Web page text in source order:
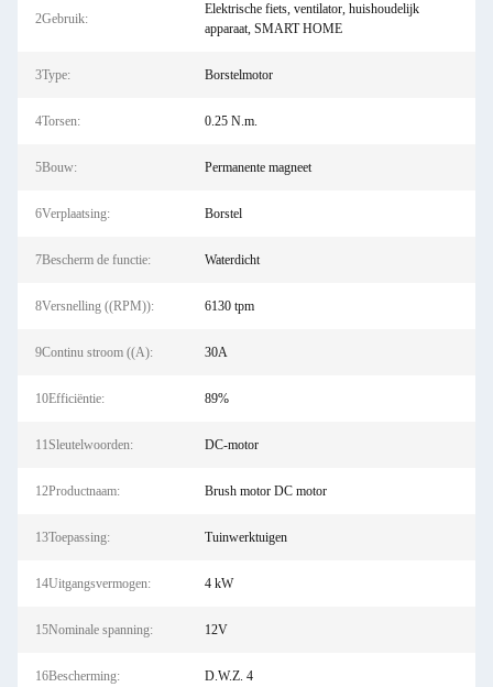
2Gebruik:
Elektrische fiets, ventilator, huishoudelijk
apparaat, SMART HOME
3Type: Borstelmotor
4Torsen: 0.25 N.m.
5Bouw: Permanente magneet
6Verplaatsing: Borstel
7Bescherm de functie: Waterdicht
8Versnelling ((RPM)): 6130 tpm
9Continu stroom ((A): 30A
10Efficiëntie: 89%
11Sleutelwoorden: DC-motor
12Productnaam: Brush motor DC motor
13Toepassing: Tuinwerktuigen
14Uitgangsvermogen: 4 kW
15Nominale spanning: 12V
16Bescherming: D.W.Z. 4